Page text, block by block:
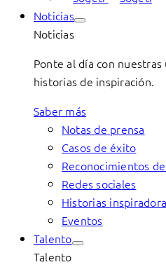
Noticias
Noticias
Ponte al día con
historias de inspiración.
Saber más
Notas de prensa
Casos de éxito
Reconocimientos
Redes sociales
Historias
Eventos
Talento
Talento